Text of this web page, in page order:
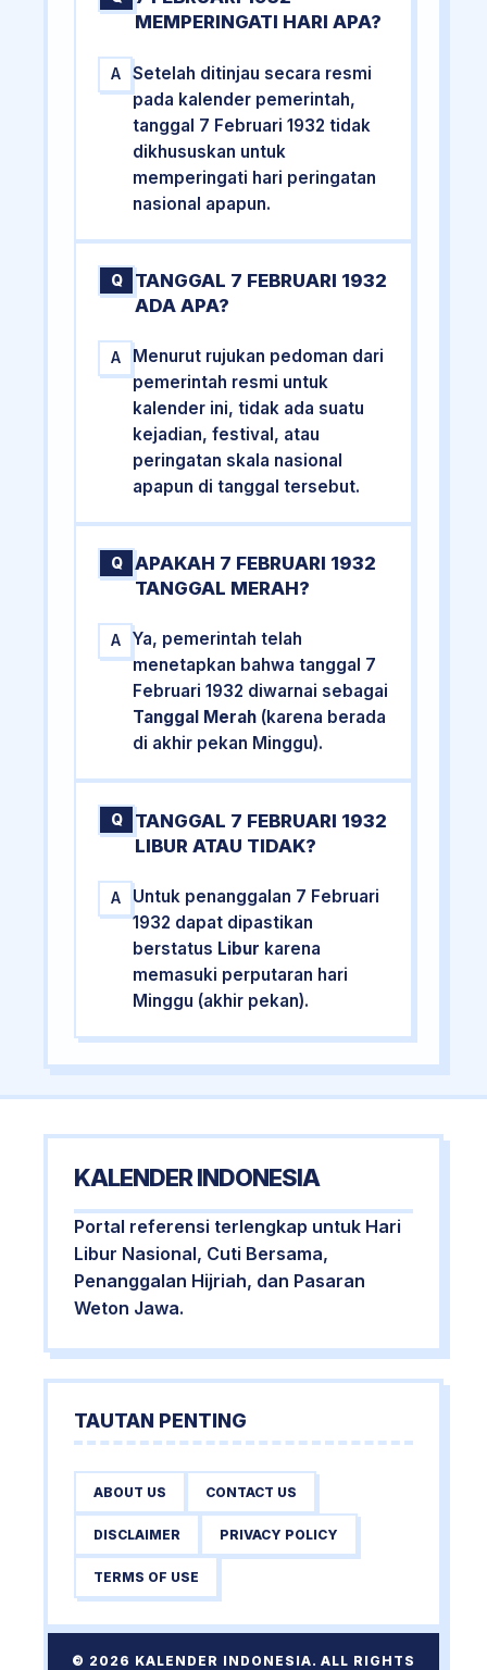
MEMPERINGATI HARI APA?
A
Setelah ditinjau secara resmi
pada kalender pemerintah,
tanggal 7 Februari 1932 tidak
dikhususkan untuk
memperingati hari peringatan
nasional apapun.
Q
TANGGAL 7 FEBRUARI 1932
ADA APA?
A
Menurut rujukan pedoman dari
pemerintah resmi untuk
kalender ini, tidak ada suatu
kejadian, festival, atau
peringatan skala nasional
apapun di tanggal tersebut.
Q
APAKAH 7 FEBRUARI 1932
TANGGAL MERAH?
A
Ya, pemerintah telah
menetapkan bahwa tanggal 7
Februari 1932 diwarnai sebagai
Tanggal Merah (karena berada
di akhir pekan Minggu).
Q
TANGGAL 7 FEBRUARI 1932
LIBUR ATAU TIDAK?
A
Untuk penanggalan 7 Februari
1932 dapat dipastikan
berstatus Libur karena
memasuki perputaran hari
Minggu (akhir pekan).
KALENDER INDONESIA
Portal referensi terlengkap untuk Hari
Libur Nasional, Cuti Bersama,
Penanggalan Hijriah, dan Pasaran
Weton Jawa.
TAUTAN PENTING
ABOUT US CONTACT US
DISCLAIMER PRIVACY POLICY
TERMS OF USE
© 2026 KALENDER INDONESIA. ALL RIGHTS